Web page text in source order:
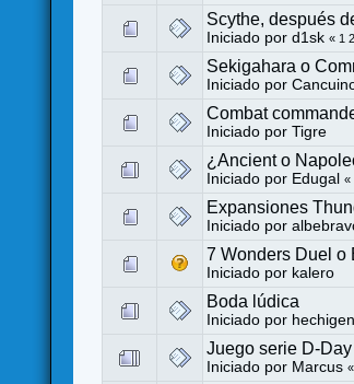
Scythe, después
Iniciado pord1sk « 1 2
Sekigahara o
Iniciado por
Combat
Iniciado porTigre
¿Ancient o
Iniciado por Edugal «
Expansiones
Iniciado por
7 Wonders Duel o
Iniciado por kalero
Boda lúdica
Iniciado por
Juego serie D-Day
Iniciado por Marcus «